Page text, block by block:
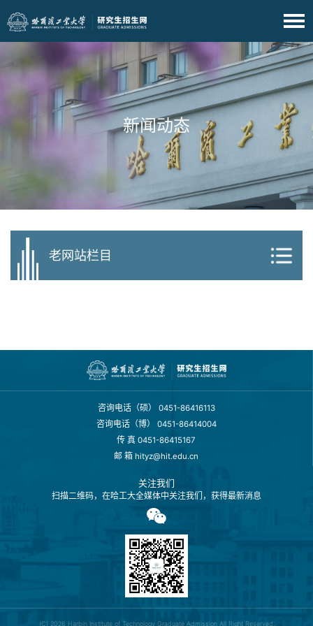
新闻动态
老网站栏目
咨询电话（硕） 0451-86416113
咨询电话（博） 0451-86414004
传 真 0451-86415167
邮 箱 hityz@hit.edu.cn
关注我们
扫描二维码，在哈工大全媒体中关注我们，获得最新消息
(C) 2026 Harbin Institute of Technology Graduate Admission All Right Reserved.